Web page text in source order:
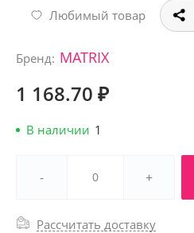
Любимый товар
Бренд: MATRIX
1 168.70 ₽
В наличии 1
- +
Рассчитать доставку